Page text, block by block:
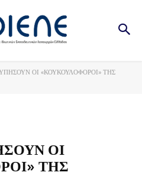
ΟΙ «ΚΟΥΚΟΥΛΟΦΟΡΟΙ» ΤΗΣ
ΟΙ
ΤΗΣ